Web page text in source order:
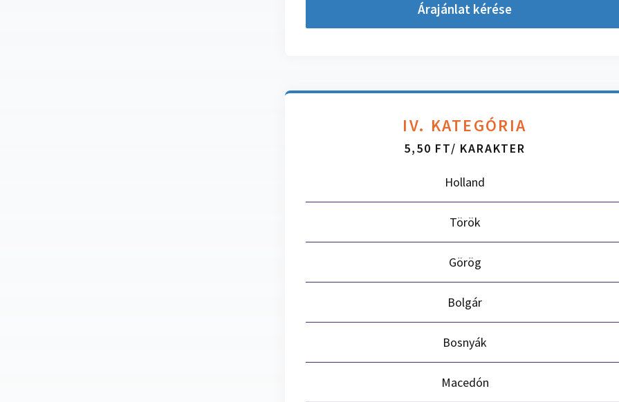
Árajánlat kérése
IV. KATEGÓRIA
5,50 FT/ KARAKTER
Holland
Török
Görög
Bolgár
Bosnyák
Macedón